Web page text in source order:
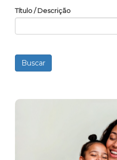
Título / Descrição